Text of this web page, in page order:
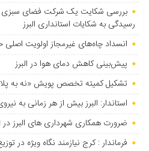
بررسی شکایت یک شرکت فضای سبزی
رسیدگی به شکایات استانداری البرز
انسداد چاه‌های غیرمجاز اولویت
پیش‌بینی کاهش دمای هوا در البرز
تشکیل کمیته تخصص پویش «نه به
استاندار: البرز بیش از هر زمانی به
ضرورت همکاری شهرداری های البرز در
فرماندار : کرج نیازمند نگاه ویژه در